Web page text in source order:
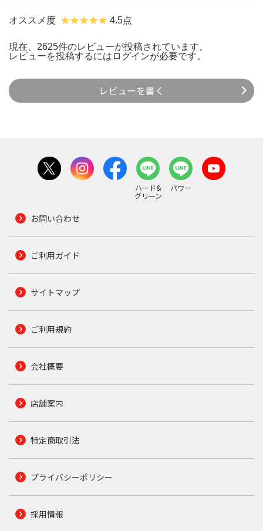
オススメ度 4.5点
現在、2625件のレビューが投稿されています。
レビューを投稿するには ログインが必要です。
レビューを書く
ハード&
グリーン
パワー
お問い合わせ
ご利用ガイド
サイトマップ
ご利用規約
会社概要
店舗案内
特定商取引法
プライバシーポリシー
採用情報